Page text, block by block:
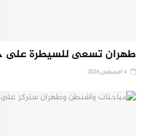
طهران تسعى للسيطرة على